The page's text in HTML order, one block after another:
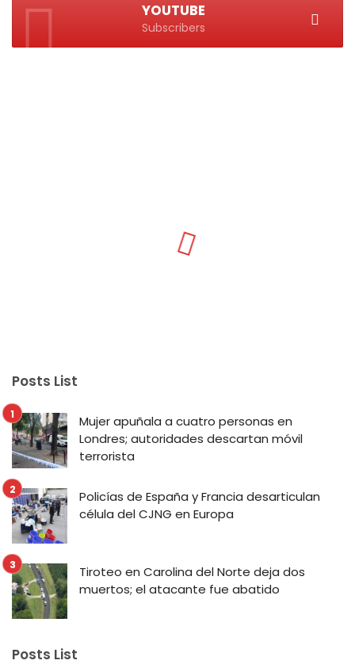
YOUTUBE
Subscribers
Posts List
Mujer apuñala a cuatro personas en
Londres; autoridades descartan móvil
terrorista
Policías de España y Francia desarticulan
célula del CJNG en Europa
Tiroteo en Carolina del Norte deja dos
muertos; el atacante fue abatido
Posts List